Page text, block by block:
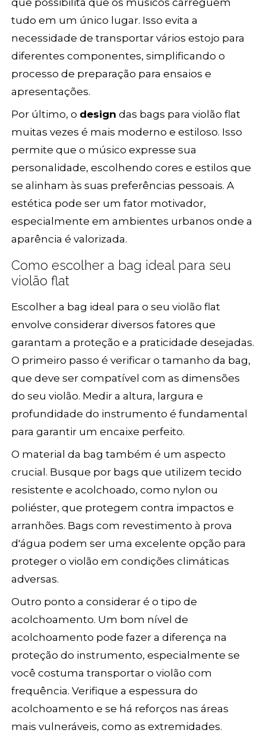
que possibilita que os músicos carreguem
tudo em um único lugar. Isso evita a
necessidade de transportar vários estojo para
diferentes componentes, simplificando o
processo de preparação para ensaios e
apresentações.
Por último, o design das bags para violão flat
muitas vezes é mais moderno e estiloso. Isso
permite que o músico expresse sua
personalidade, escolhendo cores e estilos que
se alinham às suas preferências pessoais. A
estética pode ser um fator motivador,
especialmente em ambientes urbanos onde a
aparência é valorizada.
Como escolher a bag ideal para seu
violão flat
Escolher a bag ideal para o seu violão flat
envolve considerar diversos fatores que
garantam a proteção e a praticidade desejadas.
O primeiro passo é verificar o tamanho da bag,
que deve ser compatível com as dimensões
do seu violão. Medir a altura, largura e
profundidade do instrumento é fundamental
para garantir um encaixe perfeito.
O material da bag também é um aspecto
crucial. Busque por bags que utilizem tecido
resistente e acolchoado, como nylon ou
poliéster, que protegem contra impactos e
arranhões. Bags com revestimento à prova
d'água podem ser uma excelente opção para
proteger o violão em condições climáticas
adversas.
Outro ponto a considerar é o tipo de
acolchoamento. Um bom nível de
acolchoamento pode fazer a diferença na
proteção do instrumento, especialmente se
você costuma transportar o violão com
frequência. Verifique a espessura do
acolchoamento e se há reforços nas áreas
mais vulneráveis, como as extremidades.